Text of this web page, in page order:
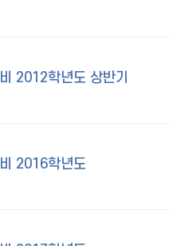
2012학년도 상반기
2016학년도